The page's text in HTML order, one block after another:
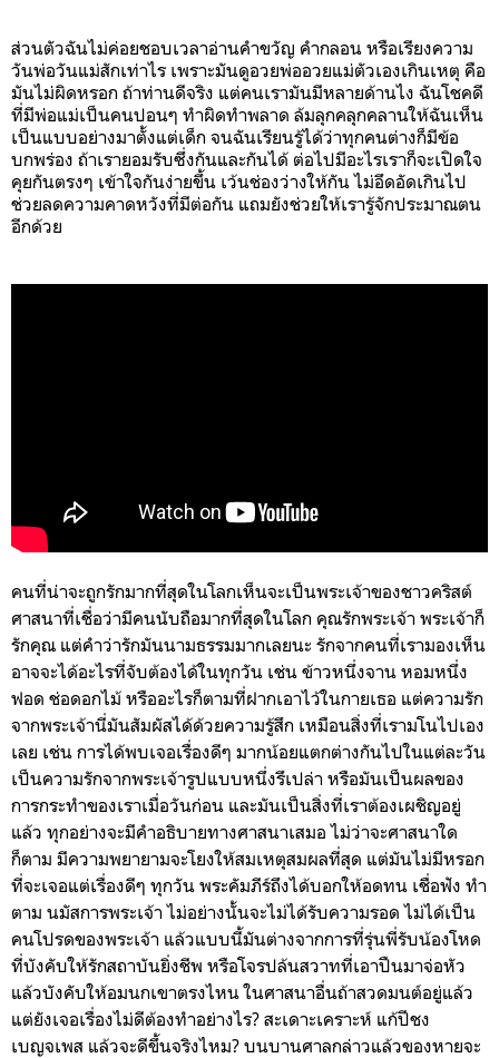
ส่วนตัวฉันไม่ค่อยชอบเวลาอ่านคำขวัญ คำกลอน หรือเรียงความ
วันพ่อวันแม่สักเท่าไร เพราะมันดูอวยพ่ออวยแม่ตัวเองเกินเหตุ คือ
มันไม่ผิดหรอก ถ้าท่านดีจริง แต่คนเรามันมีหลายด้านไง ฉันโชคดี
ที่มีพ่อแม่เป็นคนปอนๆ ทำผิดทำพลาด ล้มลุกคลุกคลานให้ฉันเห็น
เป็นแบบอย่างมาตั้งแต่เด็ก จนฉันเรียนรู้ได้ว่าทุกคนต่างก็มีข้อ
บกพร่อง ถ้าเรายอมรับซึ่งกันและกันได้ ต่อไปมีอะไรเราก็จะเปิดใจ
คุยกันตรงๆ เข้าใจกันง่ายขึ้น เว้นช่องว่างให้กัน ไม่อึดอัดเกินไป
ช่วยลดความคาดหวังที่มีต่อกัน แถมยังช่วยให้เรารู้จักประมาณตน
อีกด้วย
คนที่น่าจะถูกรักมากที่สุดในโลกเห็นจะเป็นพระเจ้าของชาวคริสต์
ศาสนาที่เชื่อว่ามีคนนับถือมากที่สุดในโลก คุณรักพระเจ้า พระเจ้าก็
รักคุณ แต่คำว่ารักมันนามธรรมมากเลยนะ รักจากคนที่เรามองเห็น
อาจจะได้อะไรที่จับต้องได้ในทุกวัน เช่น ข้าวหนึ่งจาน หอมหนึ่ง
ฟอด ช่อดอกไม้ หรืออะไรก็ตามที่ฝากเอาไว้ในกายเธอ แต่ความรัก
จากพระเจ้านี่มันสัมผัสได้ด้วยความรู้สึก เหมือนสิ่งที่เรามโนไปเอง
เลย เช่น การได้พบเจอเรื่องดีๆ มากน้อยแตกต่างกันไปในแต่ละวัน
เป็นความรักจากพระเจ้ารูปแบบหนึ่งรึเปล่า หรือมันเป็นผลของ
การกระทำของเราเมื่อวันก่อน และมันเป็นสิ่งที่เราต้องเผชิญอยู่
แล้ว ทุกอย่างจะมีคำอธิบายทางศาสนาเสมอ ไม่ว่าจะศาสนาใด
ก็ตาม มีความพยายามจะโยงให้สมเหตุสมผลที่สุด แต่มันไม่มีหรอก
ที่จะเจอแต่เรื่องดีๆ ทุกวัน พระคัมภีร์ถึงได้บอกให้อดทน เชื่อฟัง ทำ
ตาม นมัสการพระเจ้า ไม่อย่างนั้นจะไม่ได้รับความรอด ไม่ได้เป็น
คนโปรดของพระเจ้า แล้วแบบนี้มันต่างจากการที่รุ่นพี่รับน้องโหด
ที่บังคับให้รักสถาบันยิ่งชีพ หรือโจรปล้นสวาทที่เอาปืนมาจ่อหัว
แล้วบังคับให้อมนกเขาตรงไหน ในศาสนาอื่นถ้าสวดมนต์อยู่แล้ว
แต่ยังเจอเรื่องไม่ดีต้องทำอย่างไร? สะเดาะเคราะห์ แก้ปีชง
เบญจเพส แล้วจะดีขึ้นจริงไหม? บนบานศาลกล่าวแล้วของหายจะ